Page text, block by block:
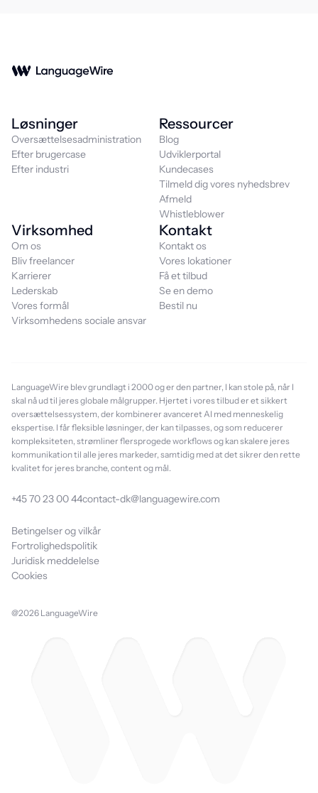
Løsninger
Oversættelsesadministration
Efter brugercase
Efter industri
Ressourcer
Blog
Udviklerportal
Kundecases
Tilmeld dig vores nyhedsbrev
Afmeld
Whistleblower
Virksomhed
Om os
Bliv freelancer
Karrierer
Lederskab
Vores formål
Virksomhedens sociale ansvar
Kontakt
Kontakt os
Vores lokationer
Få et tilbud
Se en demo
Bestil nu
LanguageWire blev grundlagt i 2000 og er den partner, I kan stole på, når I
skal nå ud til jeres globale målgrupper. Hjertet i vores tilbud er et sikkert
oversættelsessystem, der kombinerer avanceret AI med menneskelig
ekspertise. I får fleksible løsninger, der kan tilpasses, og som reducerer
kompleksiteten, strømliner flersprogede workflows og kan skalere jeres
kommunikation til alle jeres markeder, samtidig med at det sikrer den rette
kvalitet for jeres branche, content og mål.
+45 70 23 00 44contact-dk@languagewire.com
Betingelser og vilkår
Fortrolighedspolitik
Juridisk meddelelse
Cookies
@2026 LanguageWire